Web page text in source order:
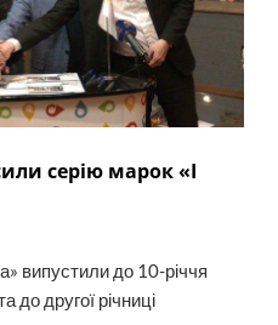
серію марок «І
випустили до 10-річчя
до другої річниці